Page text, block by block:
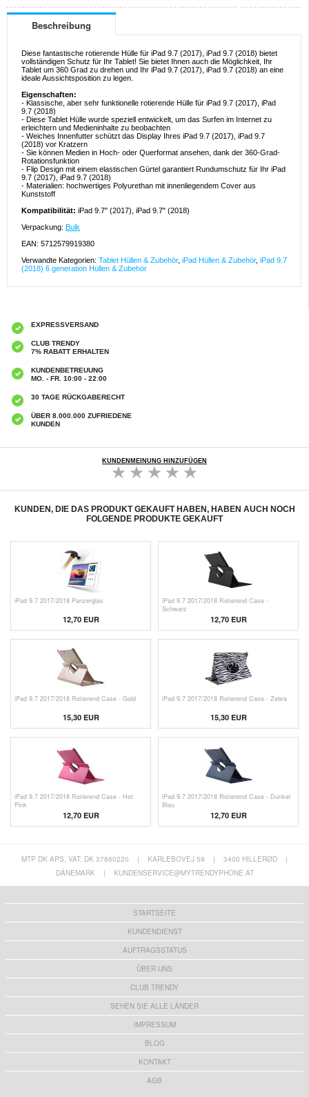
Beschreibung
Diese fantastische rotierende Hülle für iPad 9.7 (2017), iPad 9.7 (2018) bietet
vollständigen Schutz für Ihr Tablet! Sie bietet Ihnen auch die Möglichkeit, Ihr
Tablet um 360 Grad zu drehen und Ihr iPad 9.7 (2017), iPad 9.7 (2018) an eine
ideale Aussichtsposition zu legen.
Eigenschaften:
- Klassische, aber sehr funktionelle rotierende Hülle für iPad 9.7 (2017), iPad
9.7 (2018)
- Diese Tablet Hülle wurde speziell entwickelt, um das Surfen im Internet zu
erleichtern und Medieninhalte zu beobachten
- Weiches Innenfutter schützt das Display Ihres iPad 9.7 (2017), iPad 9.7
(2018) vor Kratzern
- Sie können Medien in Hoch- oder Querformat ansehen, dank der 360-Grad-
Rotationsfunktion
- Flip Design mit einem elastischen Gürtel garantiert Rundumschutz für Ihr iPad
9.7 (2017), iPad 9.7 (2018)
- Materialien: hochwertiges Polyurethan mit innenliegendem Cover aus
Kunststoff
Kompatibilität: iPad 9.7" (2017), iPad 9.7" (2018)
Verpackung: Bulk
EAN: 5712579919380
Verwandte Kategorien: Tablet Hüllen & Zubehör, iPad Hüllen & Zubehör, iPad 9.7
(2018) 6 generation Hüllen & Zubehör
EXPRESSVERSAND
CLUB TRENDY
7% RABATT ERHALTEN
KUNDENBETREUUNG
MO. - FR. 10:00 - 22:00
30 TAGE RÜCKGABERECHT
ÜBER 8.000.000 ZUFRIEDENE
KUNDEN
KUNDENMEINUNG HINZUFÜGEN
KUNDEN, DIE DAS PRODUKT GEKAUFT HABEN, HABEN AUCH NOCH
FOLGENDE PRODUKTE GEKAUFT
iPad 9.7 2017/2018 Panzerglas
12,70 EUR
iPad 9.7 2017/2018 Rotierend Case -
Schwarz
12,70 EUR
iPad 9.7 2017/2018 Rotierend Case - Gold
15,30 EUR
iPad 9.7 2017/2018 Rotierend Case - Zebra
15,30 EUR
iPad 9.7 2017/2018 Rotierend Case - Hot
Pink
12,70 EUR
iPad 9.7 2017/2018 Rotierend Case - Dunkel
Blau
12,70 EUR
MTP DK APS, VAT: DK 37860220 | KARLEBOVEJ 59 | 3400 HILLERØD
|
DÄNEMARK
| KUNDENSERVICE@MYTRENDYPHONE.AT
STARTSEITE
KUNDENDIENST
AUFTRAGSSTATUS
ÜBER UNS
CLUB TRENDY
SEHEN SIE ALLE LÄNDER
IMPRESSUM
BLOG
KONTAKT
AGB